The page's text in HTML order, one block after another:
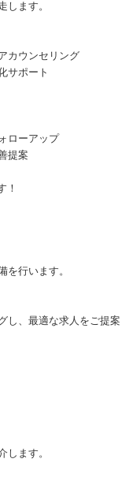
します。
カウンセリング
サポート
ローアップ
提案
！
を行います。
し、最適な求人をご提案
します。